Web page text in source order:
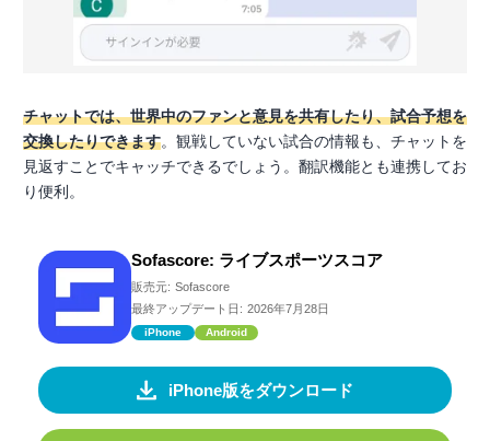
チャットでは、世界中のファンと意見を共有したり、試合予想を
交換したりできます。観戦していない試合の情報も、チャットを
見返すことでキャッチできるでしょう。翻訳機能とも連携してお
り便利。
Sofascore: ライブスポーツスコア
販売元: Sofascore
最終アップデート日: 2026年7月28日
iPhone Android
iPhone版をダウンロード